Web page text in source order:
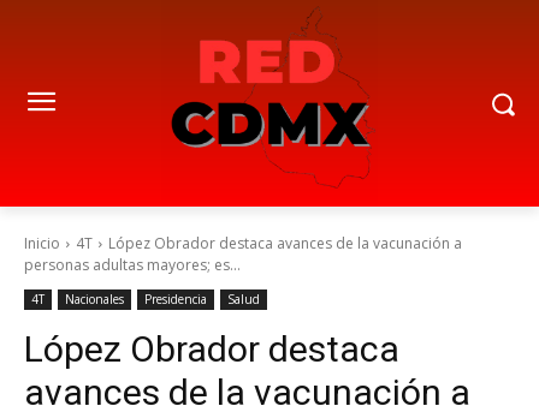
Inicio 4T
López Obrador destaca avances de la vacunación a
personas adultas mayores; es...
4T Nacionales Presidencia Salud
López Obrador destaca
avances de la vacunación a